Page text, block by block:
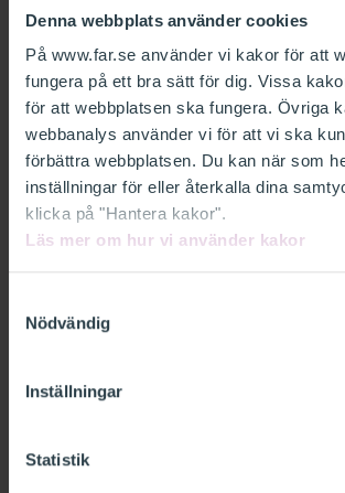
Denna webbplats använder cookies
På www.far.se använder vi kakor för att
fungera på ett bra sätt för dig. Vissa
för att webbplatsen ska fungera. Övriga
webbanalys använder vi för att vi ska
förbättra webbplatsen. Du kan när som
inställningar för eller återkalla dina
klicka på "Hantera kakor".
Läs mer om hur vi använder kakor
Nödvändig
Inställningar
Statistik
Kursen ingår i Onlinekurs-
IFRS, ESRS & Finans och
Prenumerera på ett paket och
Tillgång till ett brett utbud av
Relevanta nyhetswebbinarier
En valfri nyhetsdag (endast i
Håll dig uppdaterad och utveckla din